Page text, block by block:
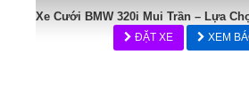
Xe Cưới BMW 320i Mui Trần – Lựa
ĐẶT XE XEM